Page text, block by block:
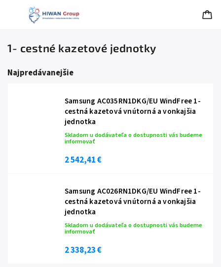
1- cestné kazetové jednotky
Najpredávanejšie
Samsung AC035RN1DKG/EU WindFree 1-
cestná kazetová vnútorná a vonkajšia
jednotka
Skladom u dodávateľa o dostupnosti vás budeme
informovať
2 542,41 €
Samsung AC026RN1DKG/EU WindFree 1-
cestná kazetová vnútorná a vonkajšia
jednotka
Skladom u dodávateľa o dostupnosti vás budeme
informovať
2 338,23 €